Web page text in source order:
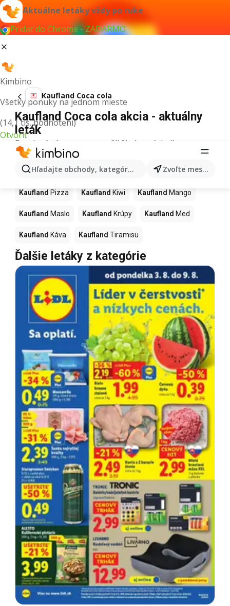
Aktuálne letáky vždy po ruke
Pridať do Chrome - ZADARMO
Kimbino
Všetky ponuky na jednom mieste
(14,1 tis. hodnotení)
Otvoriť
Hľadajte obchody, kategórie, produkty... Zvoľte mesto
Kaufland Coca cola
Kaufland Coca cola akcia - aktuálny
leták
Pre daný výraz sme nenašli žiadne výsledky.
Ďalšie produkty v obchodoch
Kaufland
Kaufland Pizza Kaufland Kiwi Kaufland Mango
Kaufland Maslo Kaufland Krúpy Kaufland Med
Kaufland Káva Kaufland Tiramisu
Ďalšie letáky z kategórie